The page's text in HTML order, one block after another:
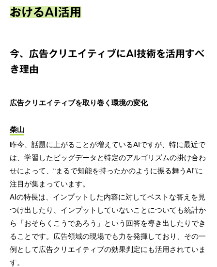
おけるAI活用
今、広告クリエイティブにAI技術を活用すべ
き理由
広告クリエイティブを取り巻く環境の変化
柴山
昨今、話題に上がることが増えているAIですが、特に最近で
は、学習したビッグデータと特定のアルゴリズムの掛け合わ
せによって、“まるで知能を持ったかのように振る舞うAI”に
注目が集まっています。
AIの特長は、インプットした内容に対してベストな答えを見
つけ出したり、インプットしていないことについても統計か
ら「おそらくこうであろう」という回答を導き出したりでき
ることです。広告領域の現場でも力を発揮しており、その一
例として広告クリエイティブの効果判定にも活用されていま
す。